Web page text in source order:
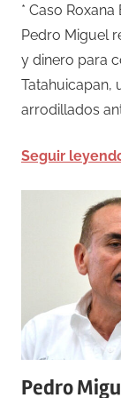
* Caso
Pedro Miguel
y dinero para
Tatahuicapan,
arrodillados
Seguir
Pedro